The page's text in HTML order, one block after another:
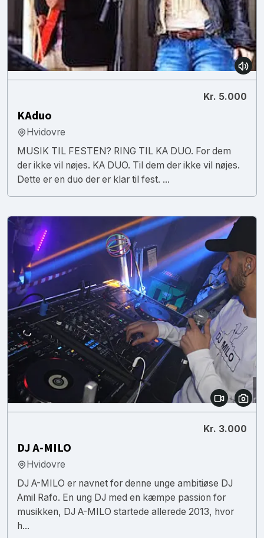
Kr. 5.000
KAduo
Hvidovre
MUSIK TIL FESTEN? RING TIL KA DUO. For dem
der ikke vil nøjes. KA DUO. Til dem der ikke vil nøjes.
Dette er en duo der er klar til fest. ...
Kr. 3.000
DJ A-MILO
Hvidovre
DJ A-MILO er navnet for denne unge ambitiøse DJ
Amil Rafo. En ung DJ med en kæmpe passion for
musikken, DJ A-MILO startede allerede 2013, hvor
h...